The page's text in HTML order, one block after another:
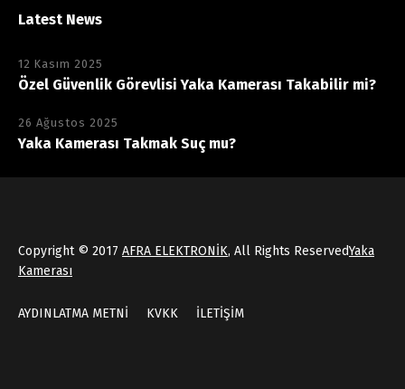
Latest News
12 Kasım 2025
Özel Güvenlik Görevlisi Yaka Kamerası Takabilir mi?
26 Ağustos 2025
Yaka Kamerası Takmak Suç mu?
Copyright © 2017 AFRA ELEKTRONİK, All Rights ReservedYaka
Kamerası
AYDINLATMA METNİ KVKK İLETİŞİM